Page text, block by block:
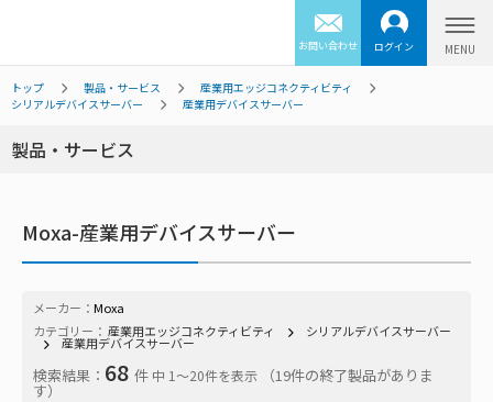
お問い合わせ ログイン
トップ 製品・サービス
産業用エッジコネクティビティ
シリアルデバイスサーバー
産業用デバイスサーバー
製品・サービス
Moxa-産業用デバイスサーバー
メーカー： Moxa
カテゴリー： 産業用エッジコネクティビティ シリアルデバイスサーバー
産業用デバイスサーバー
検索結果： 68 件 中 1〜20件を表示 （19件の終了製品がありま
す）